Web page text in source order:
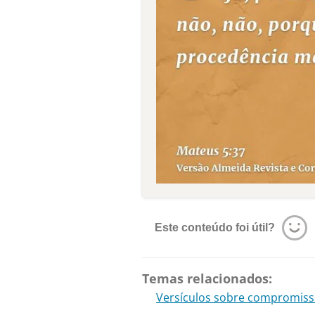
Este conteúdo foi útil?
Temas relacionados:
Versículos sobre